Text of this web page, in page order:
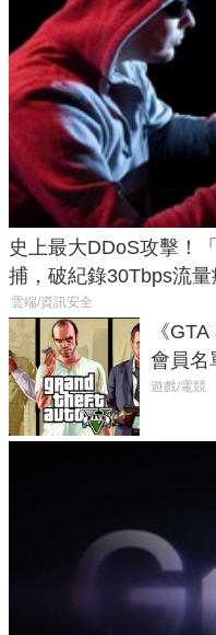
史上最大DDoS攻擊！
捕，破紀錄30Tbps流量
雲端/資訊安全
《
會員名
在開掛
遊戲/電競